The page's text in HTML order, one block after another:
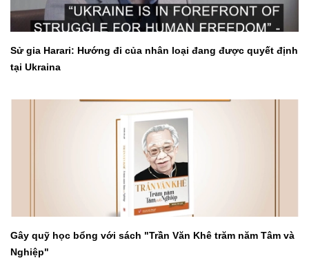
Sử gia Harari: Hướng đi của nhân loại đang được quyết định
tại Ukraina
Gây quỹ học bổng với sách "Trần Văn Khê trăm năm Tâm và
Nghiệp"